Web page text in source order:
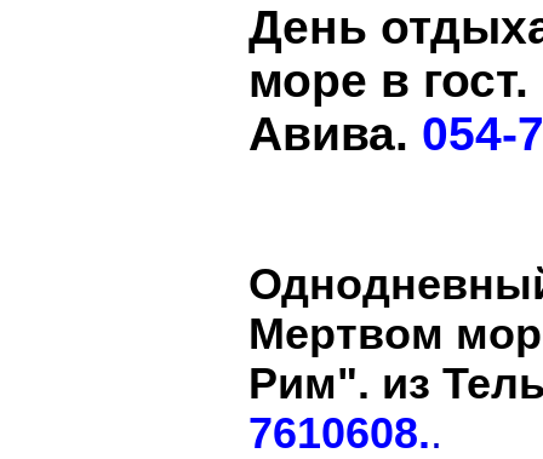
День
море в
Авива. 054-
Мертвом
Рим". из
7610608..